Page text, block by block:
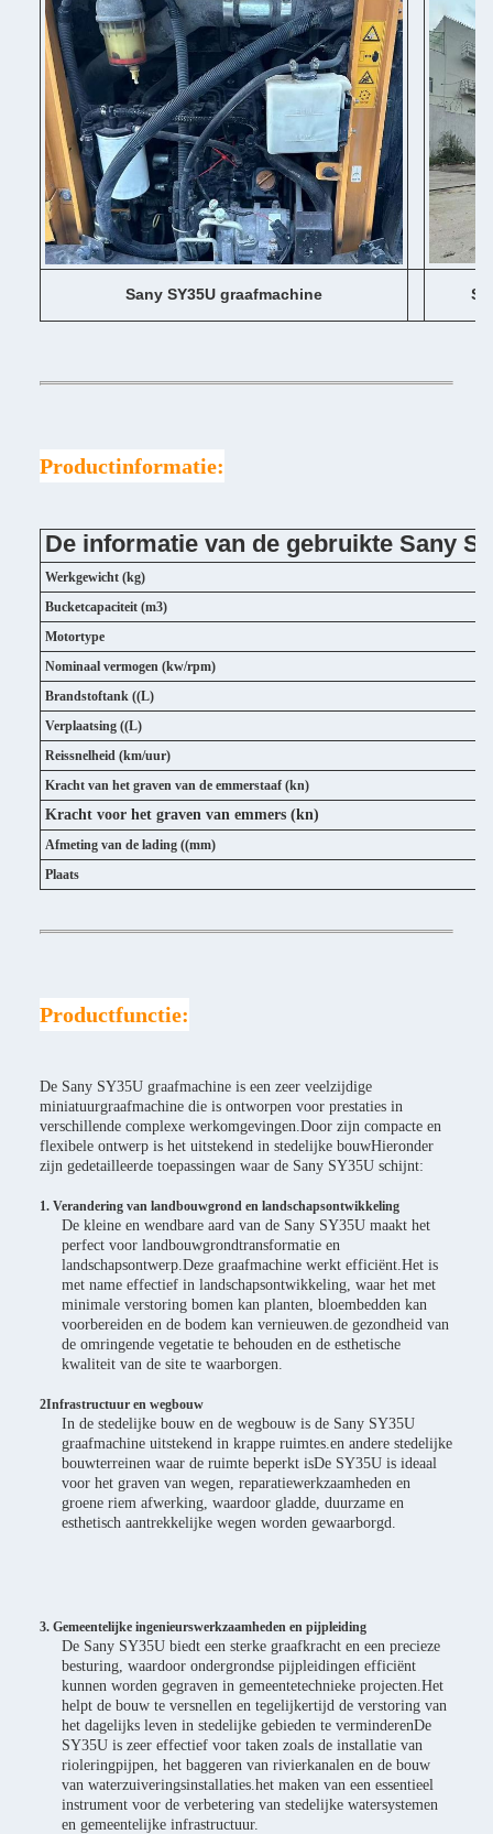
Sany SY35U graafmachine
Productinformatie:
De informatie van de gebruikte Sany
Werkgewicht (kg)
Bucketcapaciteit (m3)
Motortype
Nominaal vermogen (kw/rpm)
Brandstoftank ((L)
Verplaatsing ((L)
Reissnelheid (km/uur)
Kracht van het graven van de emmerstaaf (kn)
Kracht voor het graven van emmers (kn)
Afmeting van de lading ((mm)
Plaats
Productfunctie:
De Sany SY35U graafmachine is een zeer veelzijdige
miniatuurgraafmachine die is ontworpen voor prestaties in
verschillende complexe werkomgevingen.Door zijn compacte en
flexibele ontwerp is het uitstekend in stedelijke bouwHieronder
zijn gedetailleerde toepassingen waar de Sany SY35U schijnt:
1. Verandering van landbouwgrond en landschapsontwikkeling
De kleine en wendbare aard van de Sany SY35U maakt het
perfect voor landbouwgrondtransformatie en
landschapsontwerp.Deze graafmachine werkt efficiënt.Het is
met name effectief in landschapsontwikkeling, waar het met
minimale verstoring bomen kan planten, bloembedden kan
voorbereiden en de bodem kan vernieuwen.de gezondheid van
de omringende vegetatie te behouden en de esthetische
kwaliteit van de site te waarborgen.
2Infrastructuur en wegbouw
In de stedelijke bouw en de wegbouw is de Sany SY35U
graafmachine uitstekend in krappe ruimtes.en andere stedelijke
bouwterreinen waar de ruimte beperkt isDe SY35U is ideaal
voor het graven van wegen, reparatiewerkzaamheden en
groene riem afwerking, waardoor gladde, duurzame en
esthetisch aantrekkelijke wegen worden gewaarborgd.
3. Gemeentelijke ingenieurswerkzaamheden en pijpleiding
De Sany SY35U biedt een sterke graafkracht en een precieze
besturing, waardoor ondergrondse pijpleidingen efficiënt
kunnen worden gegraven in gemeentetechnieke projecten.Het
helpt de bouw te versnellen en tegelijkertijd de verstoring van
het dagelijks leven in stedelijke gebieden te verminderenDe
SY35U is zeer effectief voor taken zoals de installatie van
rioleringpijpen, het baggeren van rivierkanalen en de bouw
van waterzuiveringsinstallaties.het maken van een essentieel
instrument voor de verbetering van stedelijke watersystemen
en gemeentelijke infrastructuur.